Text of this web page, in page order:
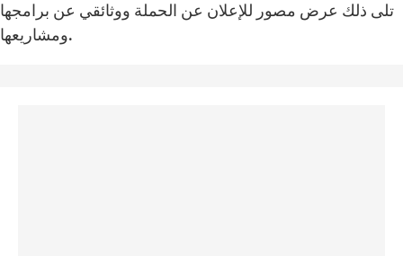
تلى ذلك عرض مصور للإعلان عن الحملة ووثائقي عن برامجها
ومشاريعها.